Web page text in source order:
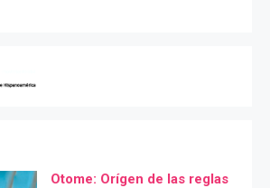
Otome: Orígen de las reglas